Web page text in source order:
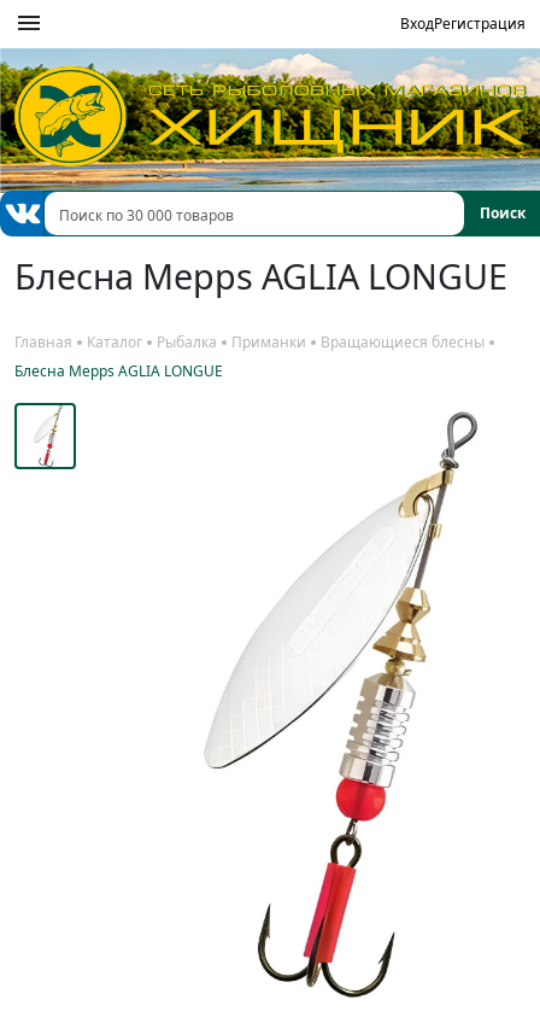
menu ВходРегистрация
Блесна Mepps AGLIA LONGUE
Главная Каталог Рыбалка Приманки
Вращающиеся блесны
Блесна Mepps AGLIA LONGUE